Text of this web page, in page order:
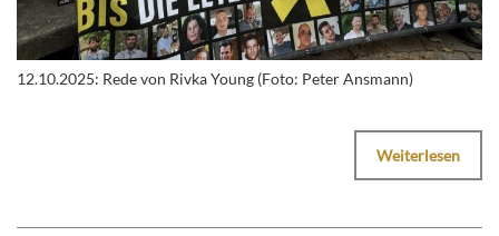
12.10.2025: Rede von Rivka Young (Foto: Peter Ansmann)
Weiterlesen